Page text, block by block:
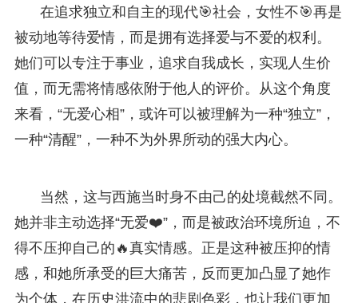
在追求独立和自主的现代🎯社会，女性不🎯再是
被动地等待爱情，而是拥有选择爱与不爱的权利。
她们可以专注于事业，追求自我成长，实现人生价
值，而无需将情感依附于他人的评价。从这个角度
来看，“无爱心相”，或许可以被理解为一种“独立”，
一种“清醒”，一种不为外界所动的强大内心。
当然，这与西施当时身不由己的处境截然不同。
她并非主动选择“无爱❤️”，而是被政治环境所迫，不
得不压抑自己的🔥真实情感。正是这种被压抑的情
感，和她所承受的巨大痛苦，反而更加凸显了她作
为个体，在历史洪流中的悲剧色彩，也让我们更加